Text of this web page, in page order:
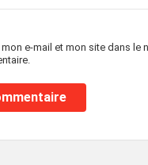
e-mail et mon site dans le